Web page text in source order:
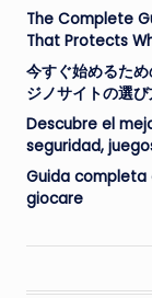
The Complete
That Protects
今すぐ始めるた
ジノサイトの選
Descubre el
seguridad,
Guida completa
giocare